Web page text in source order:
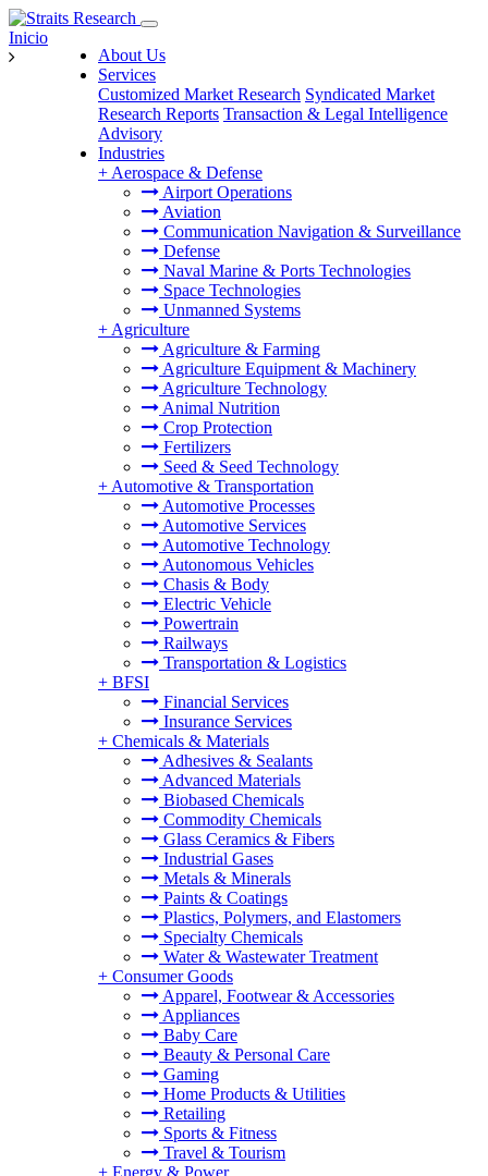
About Us
Services
Customized Market Research Syndicated Market
Research Reports Transaction & Legal Intelligence
Advisory
Industries
+ Aerospace & Defense
Airport Operations
Aviation
Communication Navigation & Surveillance
Defense
Naval Marine & Ports Technologies
Space Technologies
Unmanned Systems
+ Agriculture
Agriculture & Farming
Agriculture Equipment & Machinery
Agriculture Technology
Animal Nutrition
Crop Protection
Fertilizers
Seed & Seed Technology
+ Automotive & Transportation
Automotive Processes
Automotive Services
Automotive Technology
Autonomous Vehicles
Chasis & Body
Electric Vehicle
Powertrain
Railways
Transportation & Logistics
+ BFSI
Financial Services
Insurance Services
+ Chemicals & Materials
Adhesives & Sealants
Advanced Materials
Biobased Chemicals
Commodity Chemicals
Glass Ceramics & Fibers
Industrial Gases
Metals & Minerals
Paints & Coatings
Plastics, Polymers, and Elastomers
Specialty Chemicals
Water & Wastewater Treatment
+ Consumer Goods
Apparel, Footwear & Accessories
Appliances
Baby Care
Beauty & Personal Care
Gaming
Home Products & Utilities
Retailing
Sports & Fitness
Travel & Tourism
+ Energy & Power
Inicio